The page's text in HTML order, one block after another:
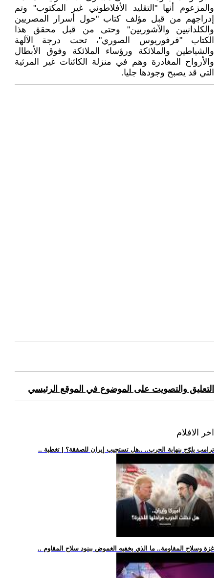
والمزعوم أنها "التقليد الأفلاطوني غير المكتوب" وتم
إدراجهم من قبل مؤلف كتاب "حول أسرار المصريين
والكلدانيين والآشوريين" وحتى من قبل محقق هذا
الكتاب "فرفوريوس الصوري"، تحت درجة الآلهة
والشياطين والملائكة ورؤساء الملائكة وفوق الأبطال
والأرواح المغادرة وهم في منزلة الكائنات غير المرئية
التي قد يصبح وجودها جليا.
التعليق والتصويت على الموضوع في الموقع الرئيسي
اخر الافلام
.. ترامب يلوّح بنهاية الحرب.. ..هل تستجيب إيران للصفقة؟ | تغطية
.. غزة وسلاح المقاومة.. ما الذي يخفيه الغموض ببنود سلاح المقاوم